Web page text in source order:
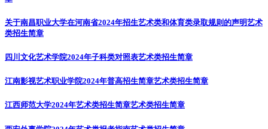
关于南昌职业大学在河南省2024年招生艺术类和体育类录取规则的声明艺术
类招生简章
四川文化艺术学院2024年子科类对照表艺术类招生简章
江南影视艺术职业学院2024年普高招生简章艺术类招生简章
江西师范大学2024年艺术类招生简章艺术类招生简章